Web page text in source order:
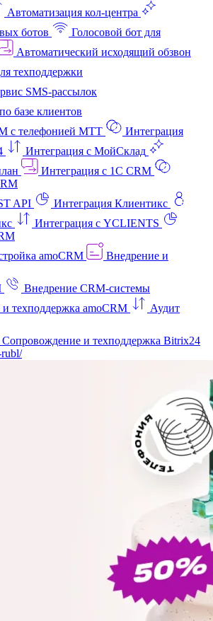
Автоматизация кол‑центра
ботов
Голосовой бот для
Автоматический исходящий обзвон
техподдержки
SMS-рассылок
базе клиентов
с телефонией МТТ
Интеграция
Интеграция с МойСклад
Интеграция с 1C CRM
API
Интеграция Клиентикс
Интеграция с YCLIENTS
amoCRM
Внедрение и
Внедрение CRM-системы
техподдержка amoCRM
Аудит
Сопровождение и техподдержка Bitrix24
rubl/